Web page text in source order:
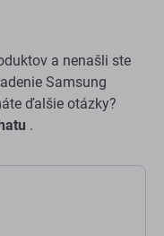
a nenašli ste
Samsung
ďalšie otázky?
.